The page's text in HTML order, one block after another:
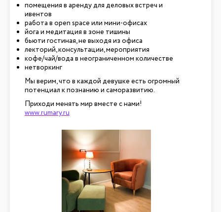
помещения в аренду для деловых встреч и
ивентов
работа в open space или мини-офисах
йога и медитация в зоне тишины
бьюти гостиная, не выходя из офиса
лекторий, консультации, мероприятия
кофе/чай/вода в неограниченном количестве
нетворкинг
Мы верим, что в каждой девушке есть огромный
потенциал к познанию и саморазвитию.
Приходи менять мир вместе с нами!
www.rumary.ru